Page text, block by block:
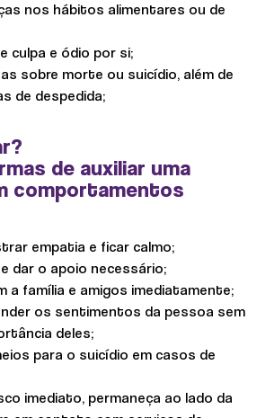
nos hábitos alimentares ou de
culpa e ódio por si;
sobre morte ou suicídio, além de
de despedida;
de auxiliar uma
comportamentos
empatia e ficar calmo;
dar o apoio necessário;
a família e amigos imediatamente;
os sentimentos da pessoa sem
deles;
para o suicídio em casos de
imediato, permaneça ao lado da